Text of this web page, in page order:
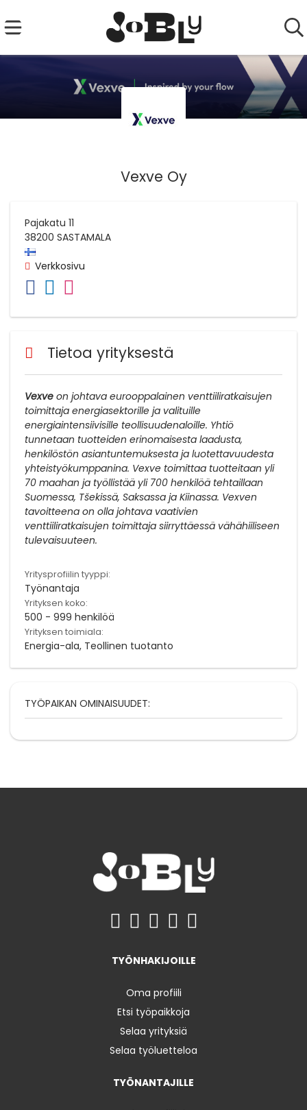
Vexve Oy
Pajakatu 11
38200 SASTAMALA
Verkkosivu
Tietoa yrityksestä
Vexve on johtava eurooppalainen venttiiliratkaisujen
toimittaja energiasektorille ja valituille
energiaintensiivisille teollisuudenaloille. Yhtiö
tunnetaan tuotteiden erinomaisesta laadusta,
henkilöstön asiantuntemuksesta ja luotettavuudesta
yhteistyökumppanina. Vexve toimittaa tuotteitaan yli
70 maahan ja työllistää yli 700 henkilöä tehtaillaan
Suomessa, Tšekissä, Saksassa ja Kiinassa. Vexven
tavoitteena on olla johtava vaativien
venttiiliratkaisujen toimittaja siirryttäessä vähähiiliseen
tulevaisuuteen.
Yritysprofiilin tyyppi:
Työnantaja
Yrityksen koko:
500 - 999 henkilöä
Yrityksen toimiala:
Energia-ala, Teollinen tuotanto
TYÖPAIKAN OMINAISUUDET:
TYÖNHAKIJOILLE
Oma profiili
Etsi työpaikkoja
Selaa yrityksiä
Selaa työluetteloa
TYÖNANTAJILLE